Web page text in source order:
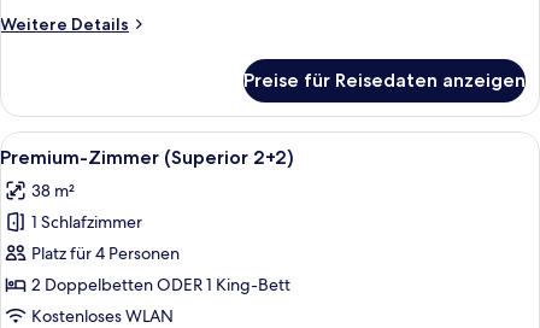
Weitere Details
Weitere
Zimmer
(Superior
2+2)
Preise für Reisedaten anzeigen
Alle
Fotos
für
Premium-
Zimmer
(Superior
2+2)
Ein Hotelzimmer mit Sofa, Bett,
13
Premium-Zimmer (Superior 2+2)
38 m²
1 Schlafzimmer
Platz für 4 Personen
2 Doppelbetten ODER 1 King-Bett
Kostenloses WLAN